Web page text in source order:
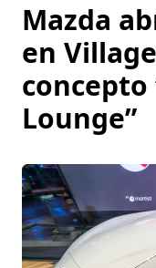
Mazda
en
concepto
Lounge”